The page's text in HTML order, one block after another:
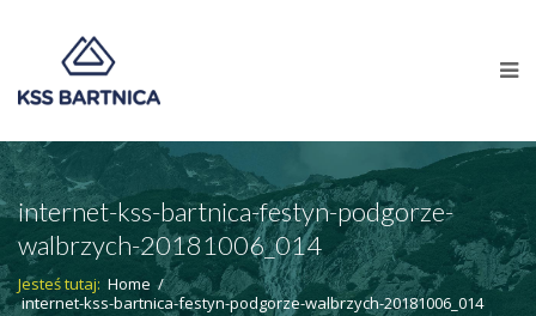
internet-kss-bartnica-festyn-podgorze-
walbrzych-20181006_014
Jesteś tutaj: Home /
internet-kss-bartnica-festyn-podgorze-walbrzych-20181006_014